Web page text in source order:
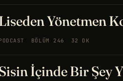
Yönetmen
BÖLÜM 246 32 DK
İçinde Bir Şey